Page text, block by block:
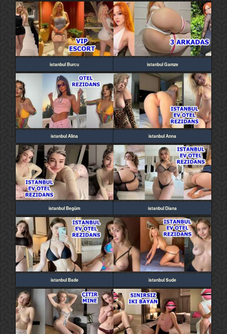
istanbul Burcu istanbul Gamze
istanbul Alina istanbul Anna
istanbul Begüm istanbul Diana
istanbul Bade istanbul Sude